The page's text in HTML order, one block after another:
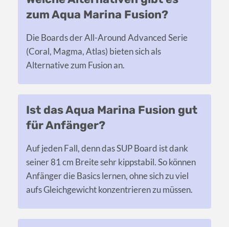
zum Aqua Marina Fusion?
Die Boards der All-Around Advanced Serie
(Coral, Magma, Atlas) bieten sich als
Alternative zum Fusion an.
Ist das Aqua Marina Fusion gut
für Anfänger?
Auf jeden Fall, denn das SUP Board ist dank
seiner 81 cm Breite sehr kippstabil. So können
Anfänger die Basics lernen, ohne sich zu viel
aufs Gleichgewicht konzentrieren zu müssen.